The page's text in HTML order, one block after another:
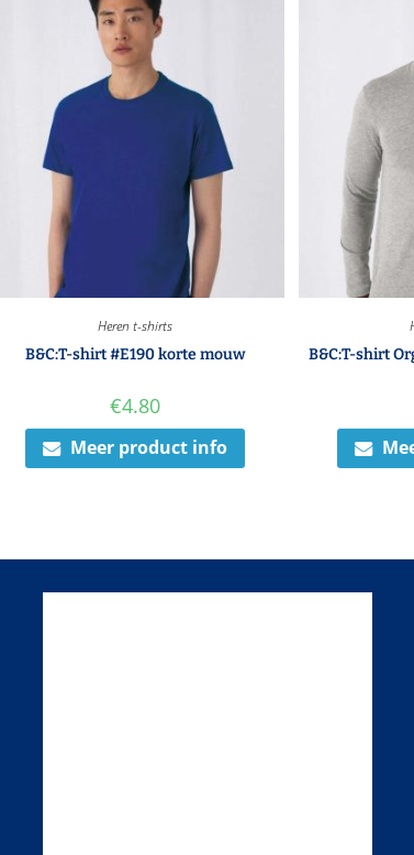
Heren t-shirts
B&C:T-shirt #E190 korte mouw
€4.80
Meer product info
B&C:T-shirt